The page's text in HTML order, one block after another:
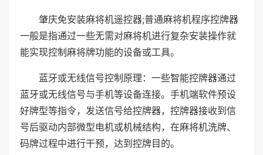
肇庆免安装麻将机遥控器;普通麻将机程序控牌器
一般是指通过一些无需对麻将机进行复杂安装操作就
能实现控制麻将牌功能的设备或工具。
蓝牙或无线信号控制原理：一些智能控牌器通过
蓝牙或无线信号与手机等设备连接。手机端软件预设
好牌型等指令，发送信号给控牌器，控牌器接收到信
号后驱动内部微型电机或机械结构，在麻将机洗牌、
码牌过程中进行干预，达到控牌目的。